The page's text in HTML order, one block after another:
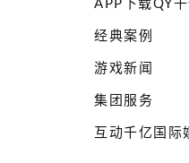
经典案例
游戏新闻
集团服务
互动千亿国际